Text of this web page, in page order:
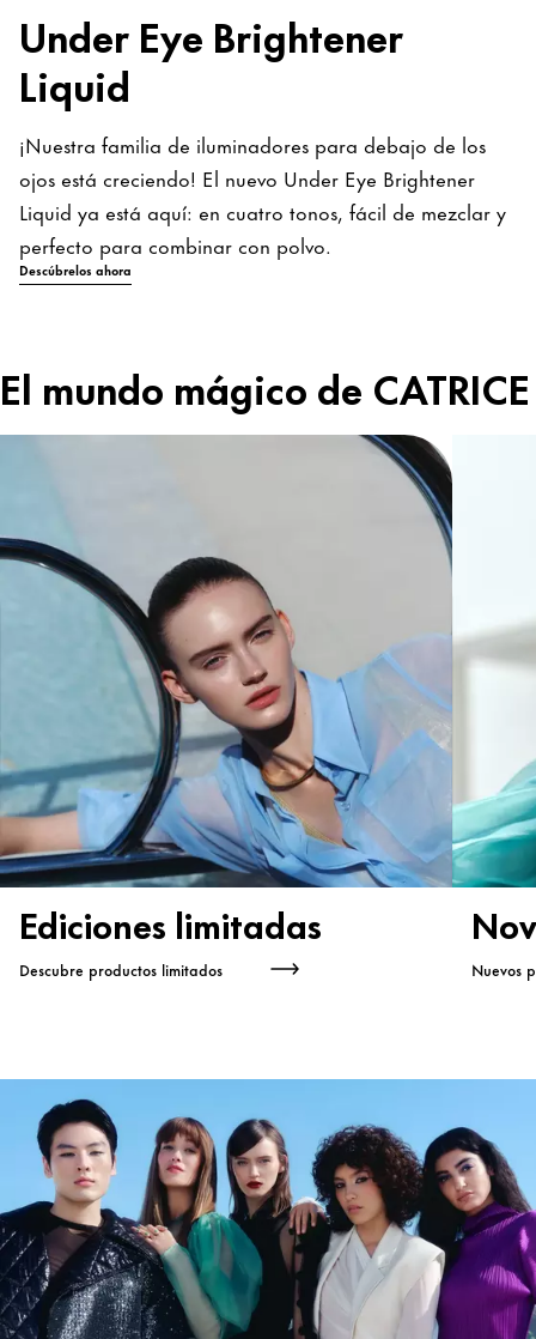
Under Eye Brightener
Liquid
¡Nuestra familia de iluminadores para debajo de los
ojos está creciendo! El nuevo Under Eye Brightener
Liquid ya está aquí: en cuatro tonos, fácil de mezclar y
perfecto para combinar con polvo.
Descúbrelos ahora
El mundo mágico de CATRICE
Ediciones limitadas
Descubre productos limitados Nuevos